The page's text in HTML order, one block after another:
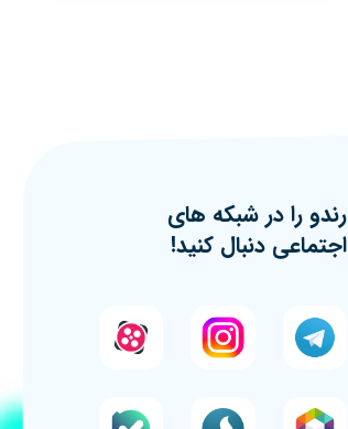
رندو را در شبکه های
اجتماعی دنبال کنید!